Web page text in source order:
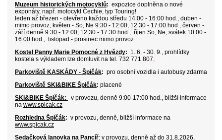
Muzeum historických motocyklů: expozice doplněna o nové
exponáty, např. motocykl Čechie, typ Touring!
leden až březen - otevřeno každou středu 14:00 - 16:00 hod
duben -
mimo provoz, květen - So, Ne 9:30 - 12:00, 12:30 - 17:00 hod., červen -
září denně 9:30 - 12:00, 12:30 - 17:30 hod., říjen So, Ne, svátek 10:00 -
16:00 hod., listopad - prosinec mimo provoz
Kostel Panny Marie Pomocné z Hvězdy: 1. 6. - 30. 9., prohlídky
kostela s výkladem lze domluvit na tel. 732 771 807
Parkoviště KASKÁDY - Špičák: pro osobní vozidla i autobusy zdarma
Parkoviště SKI&BIKE Špičák: placené
SKI&BIKE Špičák: v provozu, denně 9:00-17:00 hod., bližší informace
na www.spicak.cz
Rozhledna Špičák: v provozu, denně, bližší informace na
www.spicak.cz
Sedačková lanovka na Pancíř: v provozu, denně až do 31.8.2026